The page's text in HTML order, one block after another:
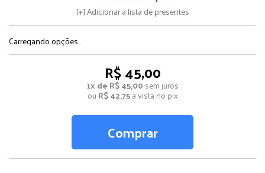
Adicionar a lista de presentes
Carregando opções..
R$ 45,00
1x de R$ 45,00 sem juros
ou R$ 42,75à vista no pix
Comprar